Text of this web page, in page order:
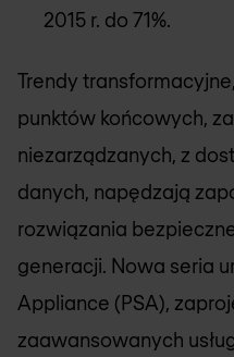
2015 r. do 71%.
Trendy
punktów końcowych,
niezarządzanych, z
danych, napędzają
rozwiązania
generacji. Nowa seria
Appliance (PSA),
zaawansowanych